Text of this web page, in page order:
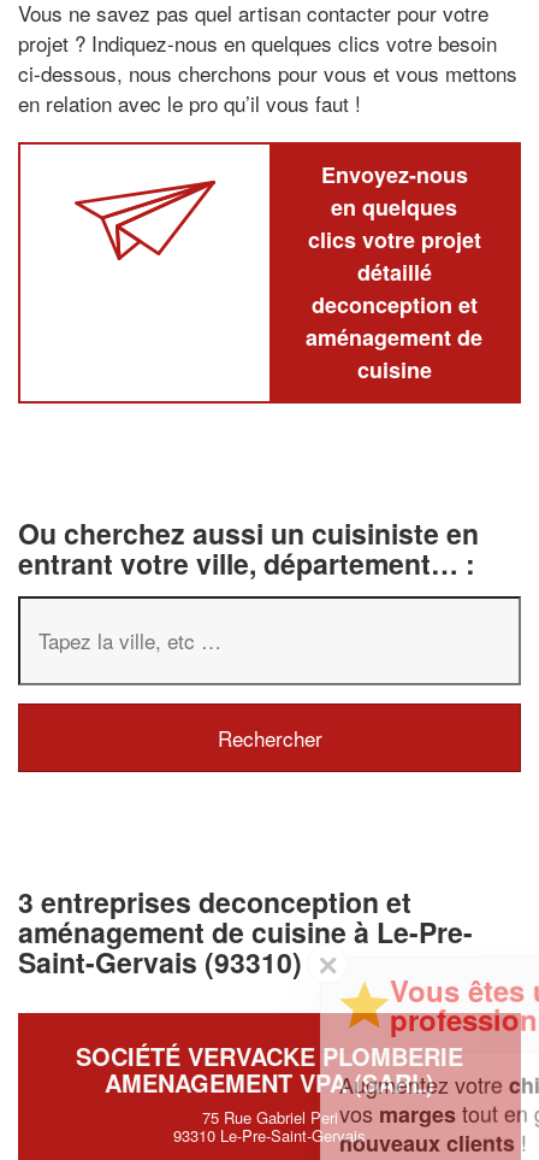
Vous ne savez pas quel artisan contacter pour votre
projet ? Indiquez-nous en quelques clics votre besoin
ci-dessous, nous cherchons pour vous et vous mettons
en relation avec le pro qu’il vous faut !
Envoyez-nous
en quelques
clics votre projet
détaillé
deconception et
aménagement de
cuisine
Ou cherchez aussi un cuisiniste en
entrant votre ville, département… :
3 entreprises deconception et
aménagement de cuisine à Le-Pre-
Saint-Gervais (93310)
SOCIÉTÉ VERVACKE PLOMBERIE
AMENAGEMENT VPA (SARL)
75 Rue Gabriel Peri
93310 Le-Pre-Saint-Gervais
✕
Vous êtes un
professionnel ?
Augmentez votrechiffre d'affaireset
margestout en gagnant de
nouveaux clients!